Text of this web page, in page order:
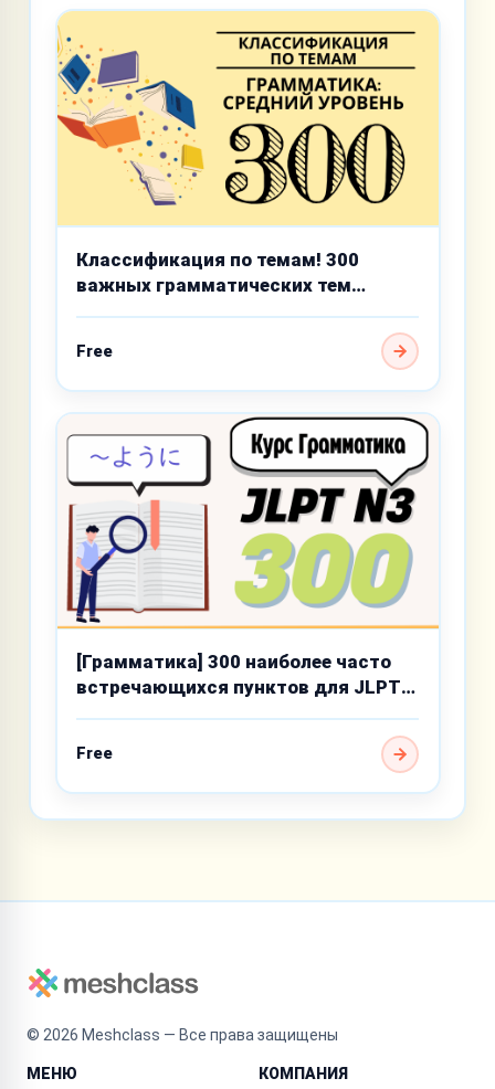
Классификация по темам! 300
важных грамматических тем
Free
[Грамматика] 300 наиболее часто
встречающихся пунктов для JLPT
N3
Free
© 2026 Meshclass — Все права защищены
МЕНЮ КОМПАНИЯ